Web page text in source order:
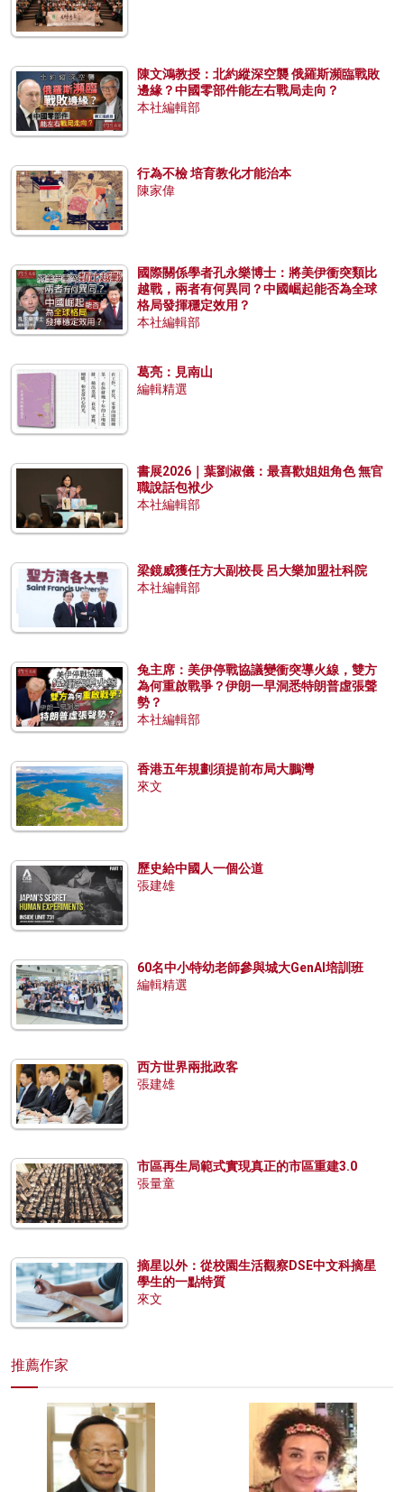
陳文鴻教授：北約縱深空襲 俄羅斯瀕臨戰敗
邊緣？中國零部件能左右戰局走向？
本社編輯部
行為不檢 培育教化才能治本
陳家偉
國際關係學者孔永樂博士：將美伊衝突類比
越戰，兩者有何異同？中國崛起能否為全球
格局發揮穩定效用？
本社編輯部
葛亮：見南山
編輯精選
書展2026｜葉劉淑儀：最喜歡姐姐角色 無官
職說話包袱少
本社編輯部
梁鏡威獲任方大副校長 呂大樂加盟社科院
本社編輯部
兔主席：美伊停戰協議變衝突導火線，雙方
為何重啟戰爭？伊朗一早洞悉特朗普虛張聲
勢？
本社編輯部
香港五年規劃須提前布局大鵬灣
來文
歷史給中國人一個公道
張建雄
60名中小特幼老師參與城大GenAI培訓班
編輯精選
西方世界兩批政客
張建雄
市區再生局範式實現真正的市區重建3.0
張量童
摘星以外：從校園生活觀察DSE中文科摘星
學生的一點特質
來文
推薦作家